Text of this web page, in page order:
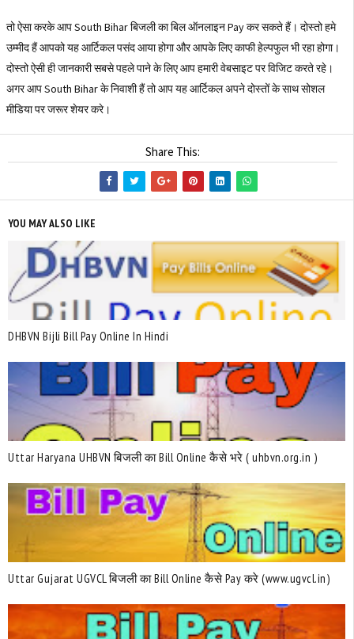
तो ऐसा करके आप South Bihar बिजली का बिल ऑनलाइन Pay कर सकते हैं। दोस्तो हमे
उम्मीद हैं आपको यह आर्टिकल पसंद आया होगा और आपके लिए काफी हेल्पफुल भी रहा होगा।
दोस्तो ऐसी ही जानकारी सबसे पहले पाने के लिए आप हमारी वेबसाइट पर विजिट करते रहे।
अगर आप South Bihar के निवाशी हैं तो आप यह आर्टिकल अपने दोस्तों के साथ सोशल
मीडिया पर जरूर शेयर करे।
Share This:
YOU MAY ALSO LIKE
DHBVN Bijli Bill Pay Online In Hindi
Uttar Haryana UHBVN बिजली का Bill Online कैसे भरे ( uhbvn.org.in )
Uttar Gujarat UGVCL बिजली का Bill Online कैसे Pay करे (www.ugvcl.in)